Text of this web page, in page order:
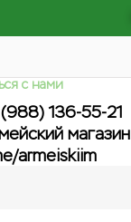
с нами
136-55-21
магазин
armeiskiim